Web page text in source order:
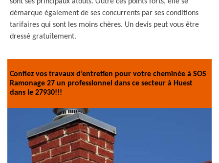
démarque également de ses concurrents par ses conditions
tarifaires qui sont les moins chères. Un devis peut vous être
dressé gratuitement.
Confiez vos travaux d’entretien pour votre cheminée à SOS
Ramonage 27 un professionnel dans ce secteur à Huest
dans le 27930!!!